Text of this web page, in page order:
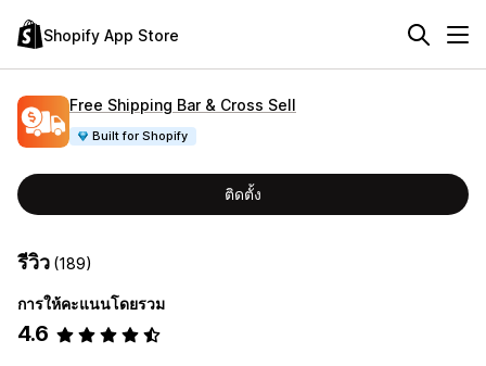
Shopify App Store
Free Shipping Bar & Cross Sell
Built for Shopify
ติดตั้ง
รีวิว (189)
การให้คะแนนโดยรวม
4.6